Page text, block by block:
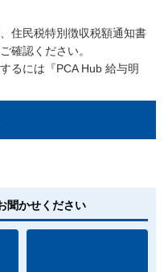
住民税特別徴収税額通知書
確認ください。
るには『PCA Hub 給与明
聞かせください